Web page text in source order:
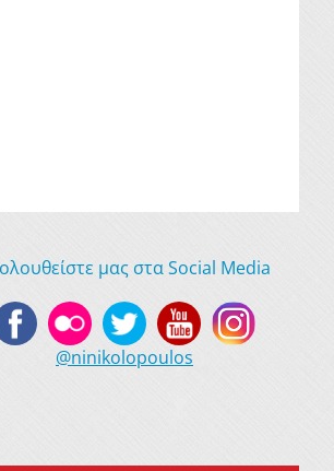
μας στα Social Media
@ninikolopoulos